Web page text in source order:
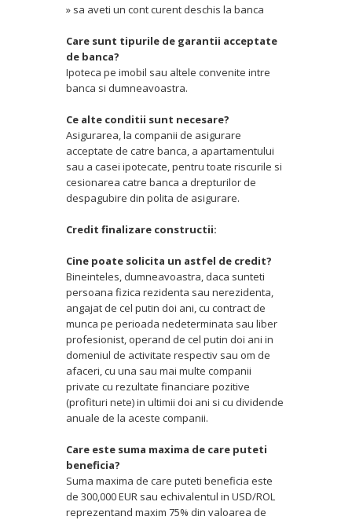
» sa aveti un cont curent deschis la banca
Care sunt tipurile de garantii acceptate
de banca?
Ipoteca pe imobil sau altele convenite intre
banca si dumneavoastra.
Ce alte conditii sunt necesare?
Asigurarea, la companii de asigurare
acceptate de catre banca, a apartamentului
sau a casei ipotecate, pentru toate riscurile si
cesionarea catre banca a drepturilor de
despagubire din polita de asigurare.
Credit finalizare constructii:
Cine poate solicita un astfel de credit?
Bineinteles, dumneavoastra, daca sunteti
persoana fizica rezidenta sau nerezidenta,
angajat de cel putin doi ani, cu contract de
munca pe perioada nedeterminata sau liber
profesionist, operand de cel putin doi ani in
domeniul de activitate respectiv sau om de
afaceri, cu una sau mai multe companii
private cu rezultate financiare pozitive
(profituri nete) in ultimii doi ani si cu dividende
anuale de la aceste companii.
Care este suma maxima de care puteti
beneficia?
Suma maxima de care puteti beneficia este
de 300,000 EUR sau echivalentul in USD/ROL
reprezentand maxim 75% din valoarea de